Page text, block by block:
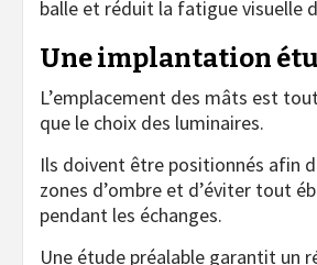
balle et réduit la fatigue visuelle
Une implantation
L’emplacement des mâts est
que le choix des luminaires.
Ils doivent être positionnés afin
zones d’ombre et d’éviter tout
pendant les échanges.
Une étude préalable garantit un